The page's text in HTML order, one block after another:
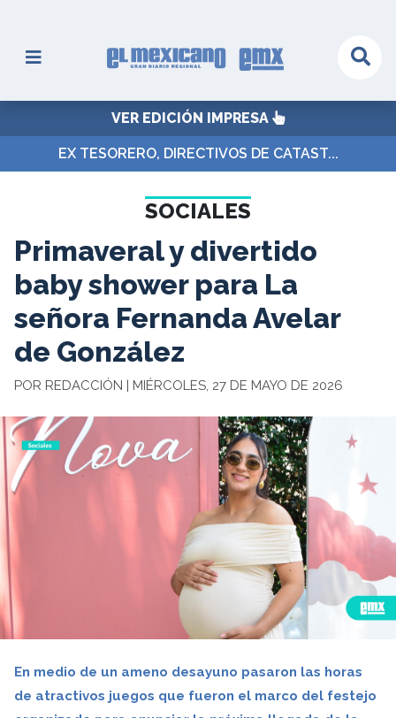
VER EDICIÓN IMPRESA
EX TESORERO, DIRECTIVOS DE CATAST...
SOCIALES
Primaveral y divertido
baby shower para La
señora Fernanda Avelar
de González
POR REDACCIÓN | MIÉRCOLES, 27 DE MAYO DE 2026
En medio de un ameno desayuno pasaron las horas
de atractivos juegos que fueron el marco del festejo